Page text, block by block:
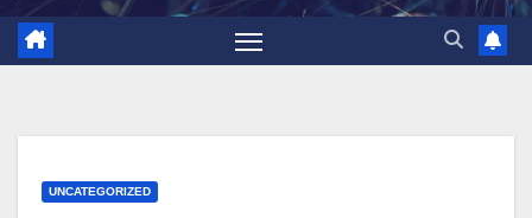
UNCATEGORIZED